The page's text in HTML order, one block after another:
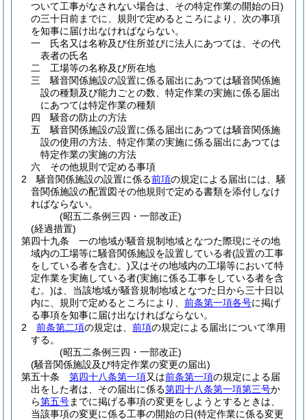
ついて工事がなされない場合は、その特定作業の開始の日)
の三十日前までに、規則で定めるところにより、次の事項
を知事に届け出なければならない。
一
氏名又は名称及び住所並びに法人にあつては、その代
表者の氏名
二
工場等の名称及び所在地
三
騒音関係施設の設置に係る届出にあつては騒音関係施
設の種類及び能力ごとの数、特定作業の実施に係る届出
にあつては特定作業の種類
四
騒音の防止の方法
五
騒音関係施設の設置に係る届出にあつては騒音関係施
設の使用の方法、特定作業の実施に係る届出にあつては
特定作業の実施の方法
六
その他規則で定める事項
2
騒音関係施設の設置に係る前項の規定による届出には、騒
音関係施設の配置図その他規則で定める書類を添付しなけ
ればならない。
(昭五二条例三四・一部改正)
(経過措置)
第四十九条
一の地域が騒音規制地域となつた際現にその地
域内の工場等に騒音関係施設を設置している者(設置の工事
をしている者を含む。)又はその地域内の工場等において特
定作業を実施している者(実施に係る工事をしている者を含
む。)は、当該地域が騒音規制地域となつた日から三十日以
内に、規則で定めるところにより、 前条第一項各号に掲げ
る事項を知事に届け出なければならない。
2
前条第二項の規定は、 前項の規定による届出について準用
する。
(昭五二条例三四・一部改正)
(騒音関係施設及び特定作業の変更の届出)
第五十条
第四十八条第一項又は前条第一項の規定による届
出をした者は、その届出に係る第四十八条第一項第三号か
ら第五号までに掲げる事項の変更をしようとするときは、
当該事項の変更に係る工事の開始の日(特定作業に係る変更